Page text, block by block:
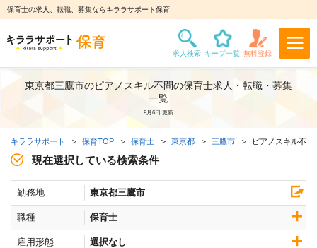
保育士の求人、転職、募集ならキララサポート保育
東京都三鷹市のピアノスキル不問の保育士求人・転職・募集
一覧
8月6日 更新
キララサポート 保育TOP 保育士 東京都 三鷹市 ピアノスキル不問
現在選択している検索条件
勤務地 東京都三鷹市
職種 保育士
雇用形態 選択なし